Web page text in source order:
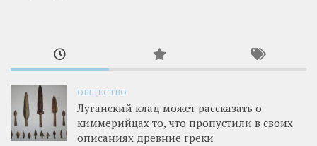
ОБЩЕСТВО
Луганский клад может рассказать о
киммерийцах то, что пропустили в своих
описаниях древние греки